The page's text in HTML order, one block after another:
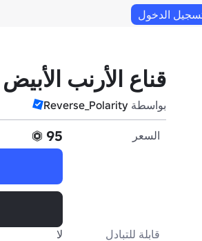
الدخول
قناع الأرنب الأبيض
بواسطة Reverse_Polarity
السعر
95
قابلة للتبادل
لا